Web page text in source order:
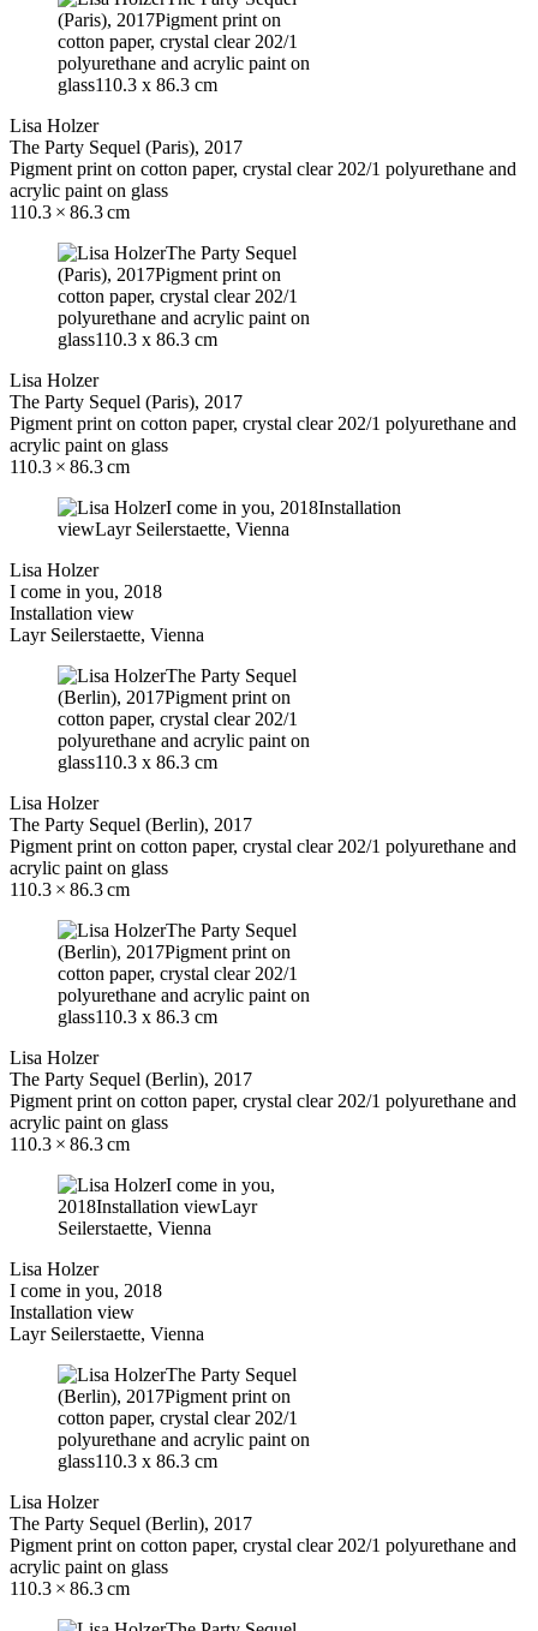
Lisa Holzer
The Party Sequel (Paris), 2017
Pigment print on cotton paper, crystal clear 202/1 polyurethane and
acrylic paint on glass
110.3 × 86.3 cm
Lisa Holzer
The Party Sequel (Paris), 2017
Pigment print on cotton paper, crystal clear 202/1 polyurethane and
acrylic paint on glass
110.3 × 86.3 cm
Lisa Holzer
I come in you, 2018
Installation view
Layr Seilerstaette, Vienna
Lisa Holzer
The Party Sequel (Berlin), 2017
Pigment print on cotton paper, crystal clear 202/1 polyurethane and
acrylic paint on glass
110.3 × 86.3 cm
Lisa Holzer
The Party Sequel (Berlin), 2017
Pigment print on cotton paper, crystal clear 202/1 polyurethane and
acrylic paint on glass
110.3 × 86.3 cm
Lisa Holzer
I come in you, 2018
Installation view
Layr Seilerstaette, Vienna
Lisa Holzer
The Party Sequel (Berlin), 2017
Pigment print on cotton paper, crystal clear 202/1 polyurethane and
acrylic paint on glass
110.3 × 86.3 cm